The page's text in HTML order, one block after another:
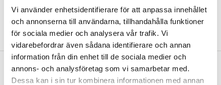
Vi använder enhetsidentifierare för att anpassa innehållet
och annonserna till användarna, tillhandahålla funktioner
för sociala medier och analysera vår trafik. Vi
vidarebefordrar även sådana identifierare och annan
information från din enhet till de sociala medier och
annons- och analysföretag som vi samarbetar med.
Dessa kan i sin tur kombinera informationen med annan
Volume 500 ml
Safety instructions and other information